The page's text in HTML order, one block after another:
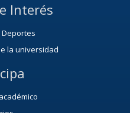
Interés
Deportes
la universidad